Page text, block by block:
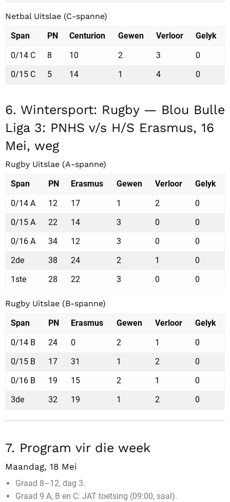
Netbal Uitslae (C-spanne)
Span
PN Centurion Gewen Verloor
Gelyk
0/14 C
8 10 2 3
0
0/15 C
5 14 1 4 0
6. Wintersport: Rugby — Blou Bulle
Liga 3: PNHS v/s H/S Erasmus, 16
Mei, weg
Rugby Uitslae (A-spanne)
Span
PN Erasmus Gewen Verloor
Gelyk
0/14 A
12 17 1 2
0
0/15 A
22 14 3 0
0
0/16 A
34 12 3 0
0
2de
38 24 2 1
0
1ste
28 22 3 0 0
Rugby Uitslae (B-spanne)
Span
PN Erasmus Gewen Verloor
Gelyk
0/14 B
24 0 2 1
0
0/15 B
17 31 1 2
0
0/16 B
19 15 2 1
0
3de
32 19 1 2 0
7. Program vir die week
Maandag, 18 Mei
Graad 8–12, dag 3.
Graad 9 A, B en C: JAT toetsing (09:00, saal).